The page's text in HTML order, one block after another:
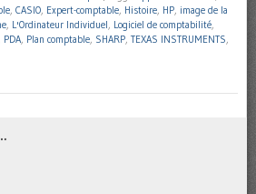
, CASIO, Expert-comptable, Histoire, HP, image de la
, L'Ordinateur Individuel, Logiciel de comptabilité,
PDA, Plan comptable, SHARP, TEXAS INSTRUMENTS,